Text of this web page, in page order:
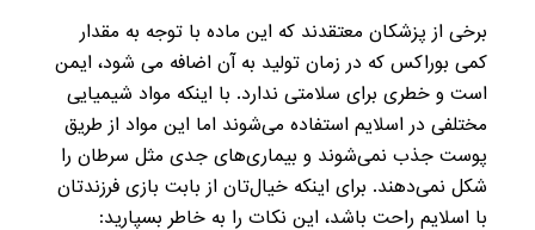
برخی از پزشکان معتقدند که این ماده با توجه به مقدار
کمی بوراکس که در زمان تولید به آن اضافه می شود، ایمن
است و خطری برای سلامتی ندارد. با اینکه مواد شیمیایی
مختلفی در اسلایم استفاده می‌شوند اما این مواد از طریق
پوست جذب نمی‌شوند و بیماری‌های جدی مثل سرطان را
شکل نمی‌دهند. برای اینکه خیال‌تان از بابت بازی فرزندتان
با اسلایم راحت باشد، این نکات را به خاطر بسپارید: